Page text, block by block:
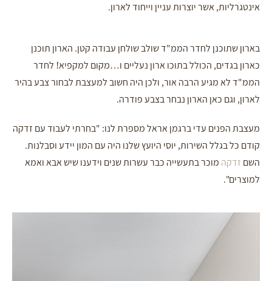
אינטגרליות, אשר יוצרות עניין וייחוד לארון.
בארון שתוכנן לחדר הממ"ד שולב שולחן עבודה קטן. הארון תוכנן
כארון בגדים, הכולל בתוכו ארון נעליים ו…מקום למקפיא! לחדר
הממ"ד לא מגיע הרבה אור, ולכן היה חשוב למעצבת לבחור צבע בהיר
לארון, וגם כאן הארון נבחר בצבע פודרה.
מעצבת הפנים עדי ברגמן אראל מספרת לנו: "בחרתי לעבוד עם זדקה
קודם כל בגלל השירות, יוסי היועץ שלנו היה עם המון יידע וסבלנות.
השם זדקה מוכר בתעשייה כבר עשרות שנים וידענו שיש אבא ואמא
למוצרים".